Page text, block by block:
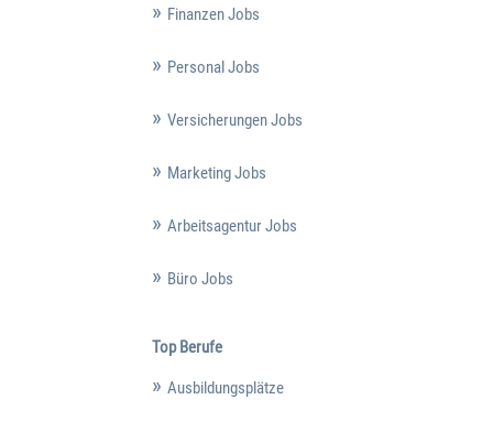
Finanzen Jobs
Personal Jobs
Versicherungen Jobs
Marketing Jobs
Arbeitsagentur Jobs
Büro Jobs
Top Berufe
Ausbildungsplätze